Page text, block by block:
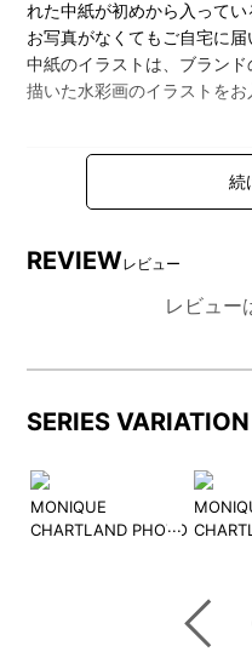
れた中紙が初めから入ってい
お写真がなくてもご自宅に届
中紙のイラストは、ブラン
描いた水彩画のイラストをお
REVIEWレビュー
レビュー
SERIES VARIATION
MONIQUE
CHARTLAND PHOTO